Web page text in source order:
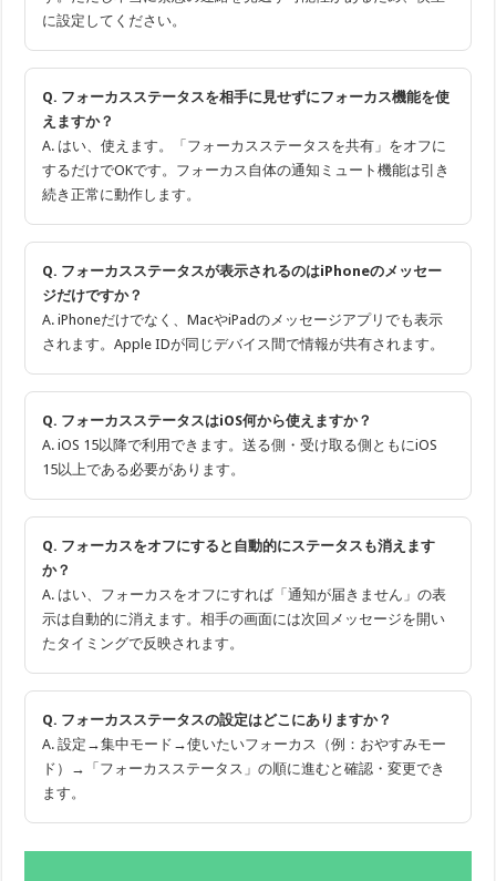
に設定してください。
Q. フォーカスステータスを相手に見せずにフォーカス機能を使
えますか？
A. はい、使えます。「フォーカスステータスを共有」をオフに
するだけでOKです。フォーカス自体の通知ミュート機能は引き
続き正常に動作します。
Q. フォーカスステータスが表示されるのはiPhoneのメッセー
ジだけですか？
A. iPhoneだけでなく、MacやiPadのメッセージアプリでも表示
されます。Apple IDが同じデバイス間で情報が共有されます。
Q. フォーカスステータスはiOS何から使えますか？
A. iOS 15以降で利用できます。送る側・受け取る側ともにiOS
15以上である必要があります。
Q. フォーカスをオフにすると自動的にステータスも消えます
か？
A. はい、フォーカスをオフにすれば「通知が届きません」の表
示は自動的に消えます。相手の画面には次回メッセージを開い
たタイミングで反映されます。
Q. フォーカスステータスの設定はどこにありますか？
A. 設定→集中モード→使いたいフォーカス（例：おやすみモー
ド）→「フォーカスステータス」の順に進むと確認・変更でき
ます。